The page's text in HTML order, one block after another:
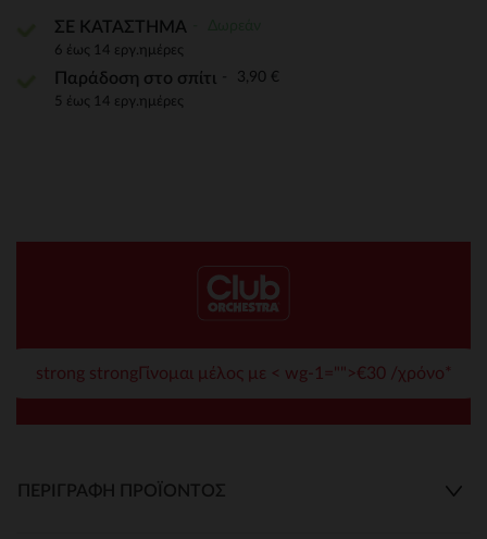
ΣΕ ΚΑΤΑΣΤΗΜΑ
6 έως 14 εργ.ημέρες
Παράδοση στο σπίτι 3,90 €
5 έως 14 εργ.ημέρες
strong strongΓίνομαι μέλος με < wg-1="">€30 /χρόνο*
ΠΕΡΙΓΡΑΦΉ ΠΡΟΪΌΝΤΟΣ